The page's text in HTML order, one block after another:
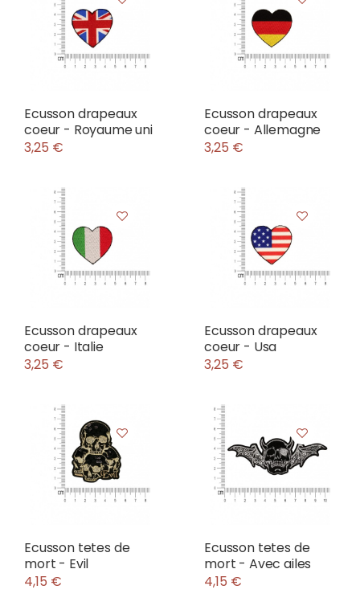
Ecusson drapeaux
coeur - Royaume uni
3,25 €
Ecusson drapeaux
coeur - Allemagne
3,25 €
Ecusson drapeaux
coeur - Italie
3,25 €
Ecusson drapeaux
coeur - Usa
3,25 €
Ecusson tetes de
mort - Evil
4,15 €
Ecusson tetes de
mort - Avec ailes
4,15 €